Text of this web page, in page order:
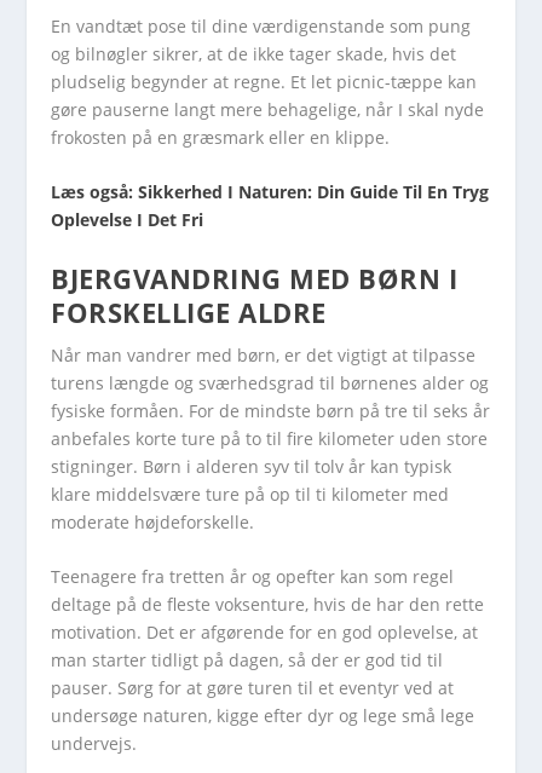
En vandtæt pose til dine værdigenstande som pung
og bilnøgler sikrer, at de ikke tager skade, hvis det
pludselig begynder at regne. Et let picnic-tæppe kan
gøre pauserne langt mere behagelige, når I skal nyde
frokosten på en græsmark eller en klippe.
Læs også: Sikkerhed I Naturen: Din Guide Til En Tryg
Oplevelse I Det Fri
BJERGVANDRING MED BØRN I
FORSKELLIGE ALDRE
Når man vandrer med børn, er det vigtigt at tilpasse
turens længde og sværhedsgrad til børnenes alder og
fysiske formåen. For de mindste børn på tre til seks år
anbefales korte ture på to til fire kilometer uden store
stigninger. Børn i alderen syv til tolv år kan typisk
klare middelsvære ture på op til ti kilometer med
moderate højdeforskelle.
Teenagere fra tretten år og opefter kan som regel
deltage på de fleste voksenture, hvis de har den rette
motivation. Det er afgørende for en god oplevelse, at
man starter tidligt på dagen, så der er god tid til
pauser. Sørg for at gøre turen til et eventyr ved at
undersøge naturen, kigge efter dyr og lege små lege
undervejs.